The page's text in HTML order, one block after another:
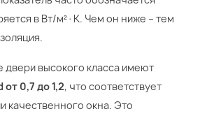
в Вт/м²·К. Чем он ниже – тем
высокого класса имеют
от 0,7 до 1,2, что соответствует
качественного окна. Это